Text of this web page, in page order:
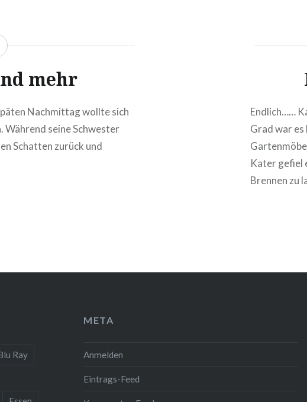
mehr
Nachmittag wollte sich
seine Schwester
Schatten zurück und
Endlich……
Grad war es
Kater gefiel
Brennen zu
Ray
META
Anmelden
Eintrags-Feed